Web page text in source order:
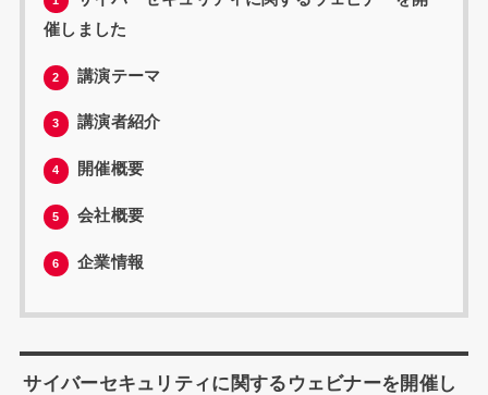
催しました
2 講演テーマ
3 講演者紹介
4 開催概要
5 会社概要
6 企業情報
サイバーセキュリティに関するウェビナーを開催し